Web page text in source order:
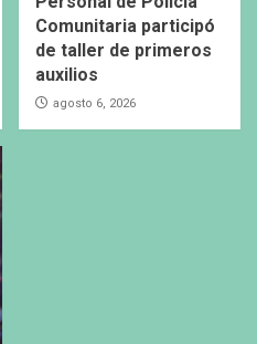
Comunitaria participó
de taller de primeros
auxilios
agosto 6, 2026